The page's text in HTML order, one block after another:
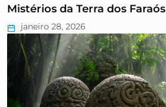
Mistérios da Terra dos Faraós
janeiro 28, 2026